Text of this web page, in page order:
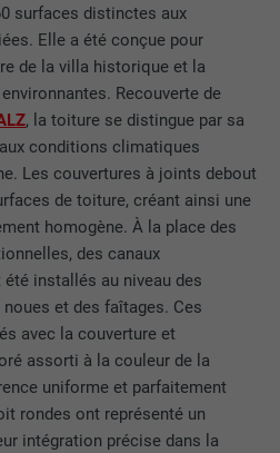
surfaces distinctes aux
Elle a été conçue pour
de la villa historique et la
Recouverte de
, la toiture se distingue par sa
conditions climatiques
Les couvertures à joints debout
de toiture, créant ainsi une
homogène. À la place des
des canaux
installés au niveau des
et des faîtages. Ces
avec la couverture et
assorti à la couleur de la
uniforme et parfaitement
rondes ont représenté un
intégration précise dans la